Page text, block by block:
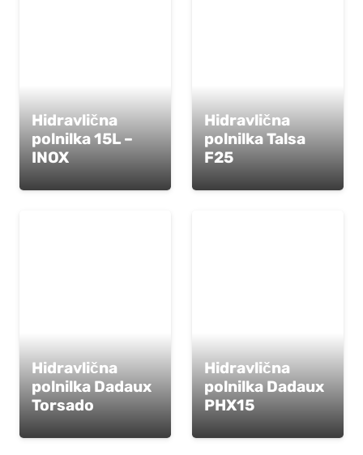
Hidravlična
polnilka 15L –
INOX
Hidravlična
polnilka Talsa
F25
Hidravlična
polnilka Dadaux
Torsado
Hidravlična
polnilka Dadaux
PHX15